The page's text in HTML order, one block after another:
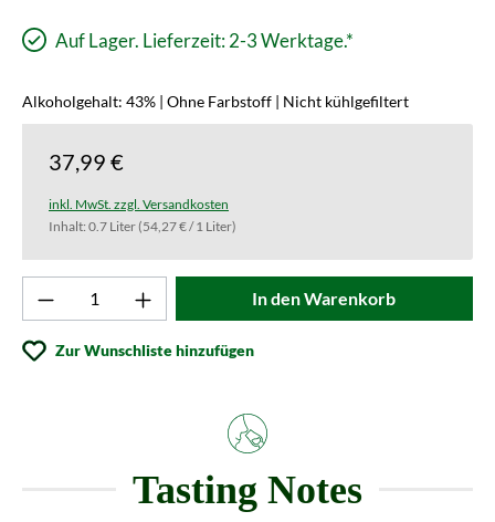
Auf Lager. Lieferzeit: 2-3 Werktage.*
Alkoholgehalt: 43% | Ohne Farbstoff | Nicht kühlgefiltert
37,99 €
inkl. MwSt. zzgl. Versandkosten
Inhalt: 0.7 Liter(54,27 € / 1 Liter)
Produkt Anzahl: Gib den gewünschten
In den Warenkorb
Zur Wunschliste hinzufügen
Tasting Notes